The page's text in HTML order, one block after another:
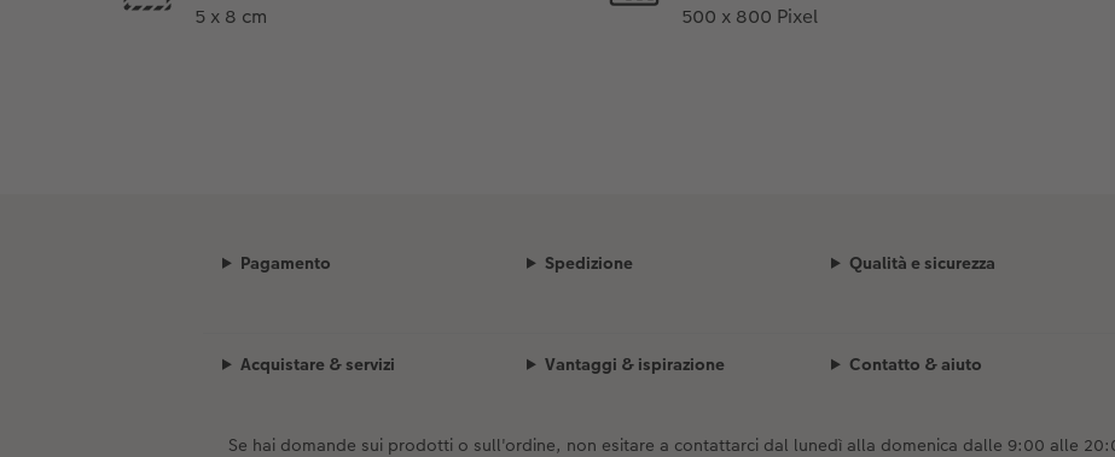
5 x 8 cm 500 x 800 Pixel
Pagamento Spedizione Qualità e sicurezza
Acquistare & servizi Vantaggi & ispirazione Contatto & aiuto
Se hai domande sui prodotti o sull'ordine, non esitare a contattarci dal lunedì alla domenica dalle 9:00 alle